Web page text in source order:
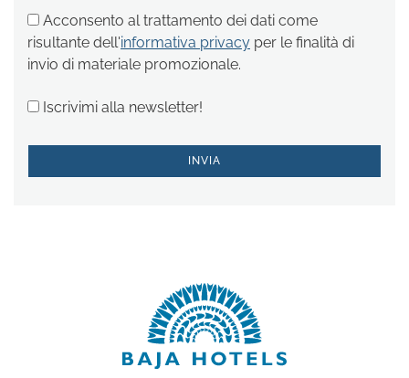
Acconsento al trattamento dei dati come
risultante dell'informativa privacy per le finalità di
invio di materiale promozionale.
Iscrivimi alla newsletter!